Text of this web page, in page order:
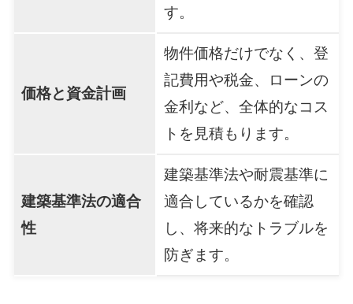
す。
価格と資金計画
物件価格だけでなく、登
記費用や税金、ローンの
金利など、全体的なコス
トを見積もります。
建築基準法の適合
性
建築基準法や耐震基準に
適合しているかを確認
し、将来的なトラブルを
防ぎます。